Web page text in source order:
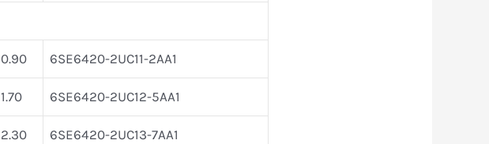
0.90 6SE6420-2UC11-2AA1
1.70 6SE6420-2UC12-5AA1
2.30 6SE6420-2UC13-7AA1